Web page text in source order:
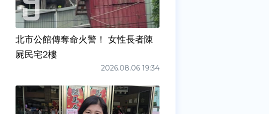
北市公館傳奪命火警！ 女性長者陳
屍民宅2樓
2026.08.06 19:34